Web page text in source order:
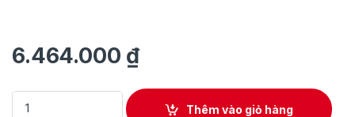
6.464.000 ₫
Máy khoan búa và vặn vít dùng pin Makita DHP487RFJ
Thêm vào giỏ hàng